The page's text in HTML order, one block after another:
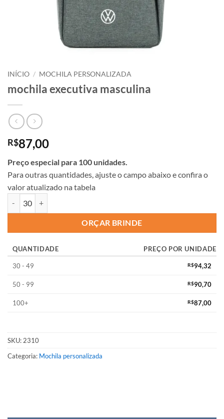
INÍCIO / MOCHILA PERSONALIZADA
mochila executiva masculina
R$87,00
Preço especial para 100 unidades.
Para outras quantidades, ajuste o campo abaixo e confira o
valor atualizado na tabela
ORÇAR BRINDE
QUANTIDADE PREÇO POR UNIDADE
30 - 49 R$94,32
50 - 99 R$90,70
100+ R$87,00
SKU:2310
Categoria: Mochila personalizada